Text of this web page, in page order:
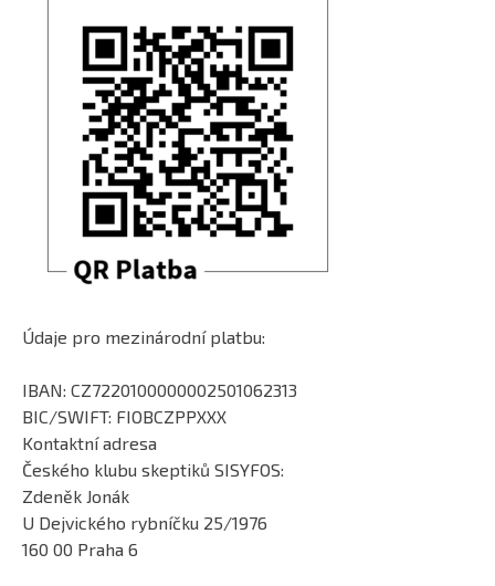
Údaje pro mezinárodní platbu:
IBAN: CZ7220100000002501062313
BIC/SWIFT: FIOBCZPPXXX
Kontaktní adresa
Českého klubu skeptiků SISYFOS:
Zdeněk Jonák
U Dejvického rybníčku 25/1976
160 00 Praha 6